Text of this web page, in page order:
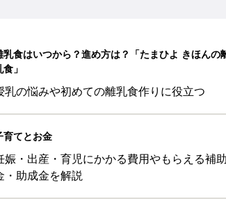
【鏡リュウジ監修】
のはいいけど、夫の子供への興味関心が薄れた気
クより麦茶が要注意!? 暑い季節に衛生的に持ち歩